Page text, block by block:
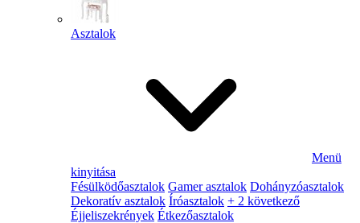
Asztalok
Menü
kinyitása
Fésülködőasztalok Gamer asztalok Dohányzóasztalok
Dekoratív asztalok Íróasztalok + 2 következő
Éjjeliszekrények Étkezőasztalok